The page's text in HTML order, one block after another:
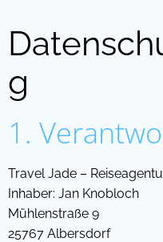
g
1.
Travel Jade –
Inhaber: Jan Knobloch
Mühlenstraße 9
25767 Albersdorf